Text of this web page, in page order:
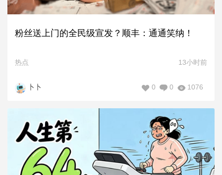
粉丝送上门的全民级宣发？顺丰：通通笑纳！
热点 13小时前
卜卜 1076
0
0